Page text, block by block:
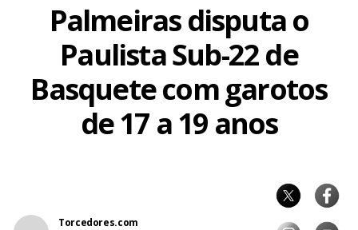
Palmeiras disputa o
Paulista Sub-22 de
Basquete com garotos
de 17 a 19 anos
Torcedores.com